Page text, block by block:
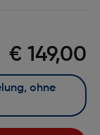
€ 149,00